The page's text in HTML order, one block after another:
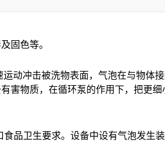
固色等。
动冲击被洗物表面，气泡在与物体
物质，在循环泵的作用下，把更
品卫生要求。设备中设有气泡发生